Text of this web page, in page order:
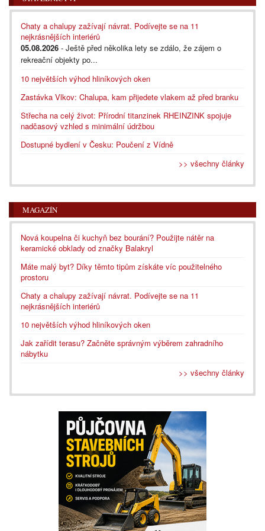
Chaty a chalupy zažívají návrat. Podívejte se na 11
nejkrásnějších interiérů
05.08.2026 - Ještě před několika lety se zdálo, že zájem o
rekreační objekty po...
10 největších výhod hliníkových oken
Zastávka Vlkov: Chalupa, kam přijedete vlakem až před branku
Střecha na celý život: Přírodní titanzinek RHEINZINK spojuje
nadčasový vzhled s minimální údržbou
Dostupné bydlení v Česku: Poučení z Vídně
>> všechny články
MAGAZÍN
Nová koupelna či kuchyň bez bourání? Použijte nátěr na
keramické obklady od značky Balakryl
Máte malý byt? Díky těmto tipům získáte víc použitelného
prostoru
Chaty a chalupy zažívají návrat. Podívejte se na 11
nejkrásnějších interiérů
10 největších výhod hliníkových oken
Jak zařídit terasu? Začněte správným výběrem zahradního
nábytku
>> všechny články